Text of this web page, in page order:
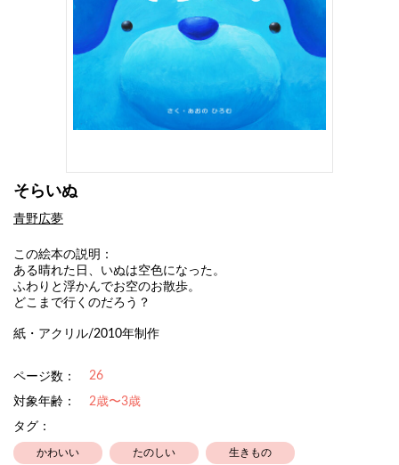
そらいぬ
青野広夢
この絵本の説明：
ある晴れた日、いぬは空色になった。
ふわりと浮かんでお空のお散歩。
どこまで行くのだろう？
紙・アクリル/2010年制作
ページ数： 26
対象年齢：
2歳〜3歳
タグ：
かわいい たのしい 生きもの